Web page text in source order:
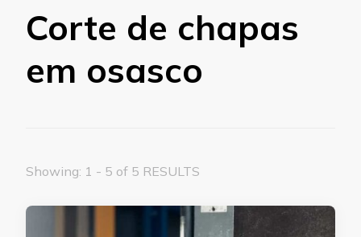
Corte de chapas
em osasco
Showing: 1 - 5 of 5 RESULTS